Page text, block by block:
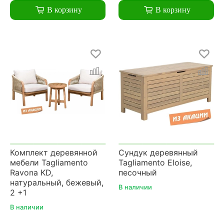
В корзину В корзину
Комплект деревянной
мебели Tagliamento
Ravona KD,
натуральный, бежевый,
2 +1
В наличии
Сундук деревянный
Tagliamento Eloise,
песочный
В наличии